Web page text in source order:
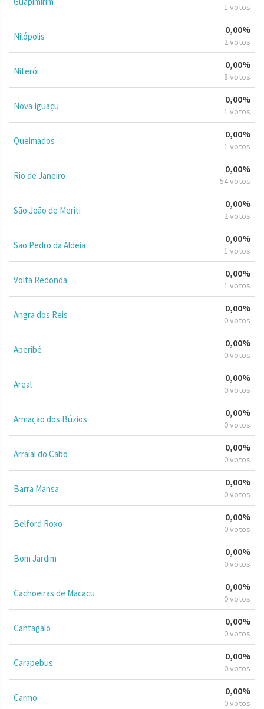
1 votos
Nilópolis
0,00%
2 votos
Niterói
0,00%
8 votos
Nova Iguaçu
0,00%
1 votos
Queimados
0,00%
1 votos
Rio de Janeiro
0,00%
54 votos
São João de Meriti
0,00%
2 votos
São Pedro da Aldeia
0,00%
1 votos
Volta Redonda
0,00%
1 votos
Angra dos Reis
0,00%
0 votos
Aperibé
0,00%
0 votos
Areal
0,00%
0 votos
Armação dos Búzios
0,00%
0 votos
Arraial do Cabo
0,00%
0 votos
Barra Mansa
0,00%
0 votos
Belford Roxo
0,00%
0 votos
Bom Jardim
0,00%
0 votos
Cachoeiras de Macacu
0,00%
0 votos
Cantagalo
0,00%
0 votos
Carapebus
0,00%
0 votos
Carmo
0,00%
0 votos